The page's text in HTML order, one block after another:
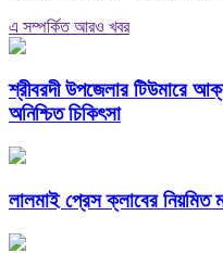
এ সম্পর্কিত আরও খবর
শ্রীবরদী উপজেলার টিউমারে
অনিশ্চিত চিকিৎসা
লালমাই প্রেস ক্লাবের নিয়মিত